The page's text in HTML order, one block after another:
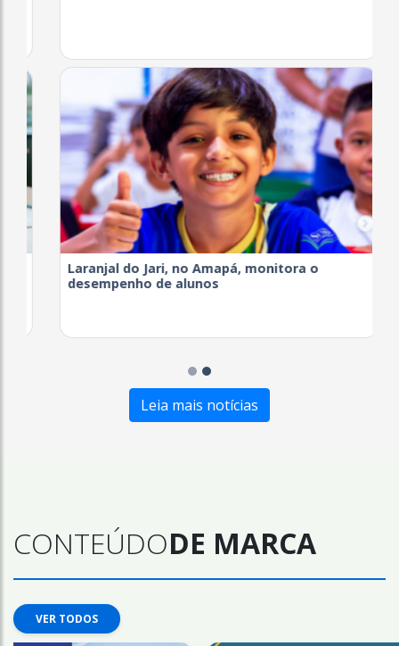
Laranjal do Jari, no Amapá, monitora o
desempenho de alunos
Leia mais notícias
CONTEÚDODE MARCA
VER TODOS